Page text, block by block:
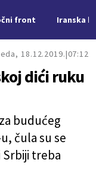
front Iranska
18.12.2019. 07:12
dići ruku
budućeg
čula su se
treba